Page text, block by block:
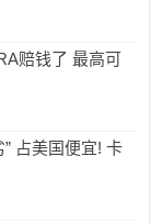
赔钱了 最高可
占美国便宜! 卡